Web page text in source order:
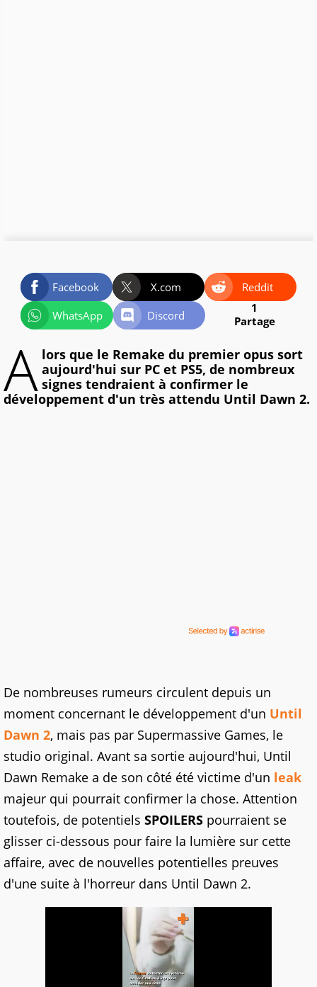
Facebook X.com
Reddit
WhatsApp
Discord
1
Partage
A lors que le Remake du premier opus sort
aujourd'hui sur PC et PS5, de nombreux
signes tendraient à confirmer le
développement d'un très attendu Until Dawn 2.
De nombreuses rumeurs circulent depuis un
moment concernant le développement d'un Until
Dawn 2, mais pas par Supermassive Games, le
studio original. Avant sa sortie aujourd'hui, Until
Dawn Remake a de son côté été victime d'un leak
majeur qui pourrait confirmer la chose. Attention
toutefois, de potentiels SPOILERS pourraient se
glisser ci-dessous pour faire la lumière sur cette
affaire, avec de nouvelles potentielles preuves
d'une suite à l'horreur dans Until Dawn 2.